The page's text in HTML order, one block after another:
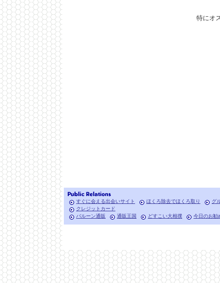
特に
すぐに会える出会いサイト ほくろ除去でほくろ取り
グ
クレジットカード
バルーン通販
通販王国 どすこい大相撲 今日のお勧